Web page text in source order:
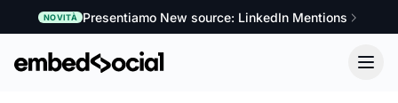
NOVITÀ Presentiamo New source: LinkedIn Mentions